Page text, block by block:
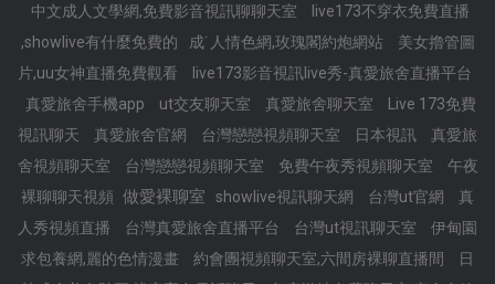
中文成人文學網,免費影音視訊聊聊天室
live173不穿衣免費直播
,showlive有什麼免費的
成˙人情色網,玫瑰閣約炮網站
美女擼管圖
片,uu女神直播免費觀看
live173影音視訊live秀-真愛旅舍直播平台
真愛旅舍手機app
ut交友聊天室 真愛旅舍聊天室
Live 173免費
視訊聊天
真愛旅舍官網 台灣戀戀視頻聊天室 日本視訊
真愛旅
舍視頻聊天室
台灣戀戀視頻聊天室 免費午夜秀視頻聊天室
午夜
裸聊聊天視頻 做愛裸聊室 showlive視訊聊天網 台灣ut官網
真
人秀視頻直播
台灣真愛旅舍直播平台 台灣ut視訊聊天室
伊甸園
求包養網,麗的色情漫畫
約會團視頻聊天室,六間房裸聊直播間
日